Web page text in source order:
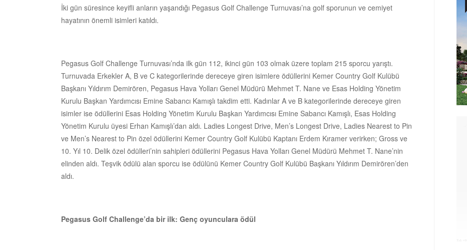
İki gün süresince keyifli anların yaşandığı Pegasus Golf Challenge Turnuvası’na golf sporunun ve cemiyet
hayatının önemli isimleri katıldı.
Pegasus Golf Challenge Turnuvası’nda ilk gün 112, ikinci gün 103 olmak üzere toplam 215 sporcu yarıştı.
Turnuvada Erkekler A, B ve C kategorilerinde dereceye giren isimlere ödüllerini Kemer Country Golf Kulübü
Başkanı Yıldırım Demirören, Pegasus Hava Yolları Genel Müdürü Mehmet T. Nane ve Esas Holding Yönetim
Kurulu Başkan Yardımcısı Emine Sabancı Kamışlı takdim etti. Kadınlar A ve B kategorilerinde dereceye giren
isimler ise ödüllerini Esas Holding Yönetim Kurulu Başkan Yardımcısı Emine Sabancı Kamışlı, Esas Holding
Yönetim Kurulu üyesi Erhan Kamışlı’dan aldı. Ladies Longest Drive, Men’s Longest Drive, Ladies Nearest to Pin
ve Men’s Nearest to Pin özel ödüllerini Kemer Country Golf Kulübü Kaptanı Erdem Kıramer verirken; Gross ve
10. Yıl 10. Delik özel ödülleri’nin sahipleri ödüllerini Pegasus Hava Yolları Genel Müdürü Mehmet T. Nane’nin
elinden aldı. Teşvik ödülü alan sporcu ise ödülünü Kemer Country Golf Kulübü Başkanı Yıldırım Demirören’den
aldı.
Pegasus Golf Challenge’da bir ilk: Genç oyunculara ödül